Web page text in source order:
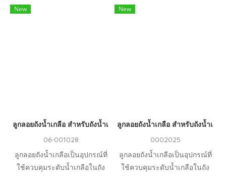
New
ลูกลอยถังน้ำเกลือ สำหรับถังน้ำเกลือ ขนาด 100 ลิตร
06-001028
ลูกลอยถังน้ำเกลือเป็นอุปกรณ์ที่
ใช้ควบคุมระดับน้ำเกลือในถัง
New
ลูกลอยถังน้ำเกลือ สำหรับถังน้ำเกลื
0002025
ลูกลอยถังน้ำเกลือเป็นอุปกรณ์ที่
ใช้ควบคุมระดับน้ำเกลือในถัง